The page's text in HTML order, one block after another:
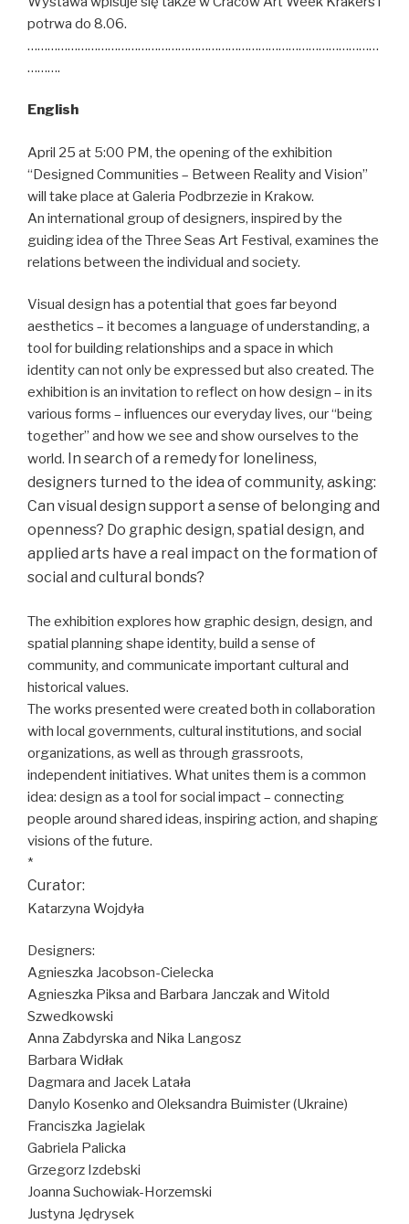
potrwa do 8.06.
……………………………………………………………………………………………
……….
English
April 25 at 5:00 PM, the opening of the exhibition
“Designed Communities – Between Reality and Vision”
will take place at Galeria Podbrzezie in Krakow.
An international group of designers, inspired by the
guiding idea of ​​the Three Seas Art Festival, examines the
relations between the individual and society.
Visual design has a potential that goes far beyond
aesthetics – it becomes a language of understanding, a
tool for building relationships and a space in which
identity can not only be expressed but also created. The
exhibition is an invitation to reflect on how design – in its
various forms – influences our everyday lives, our “being
together” and how we see and show ourselves to the
world. In search of a remedy for loneliness,
designers turned to the idea of community, asking:
Can visual design support a sense of belonging and
openness? Do graphic design, spatial design, and
applied arts have a real impact on the formation of
social and cultural bonds?
The exhibition explores how graphic design, design, and
spatial planning shape identity, build a sense of
community, and communicate important cultural and
historical values.
The works presented were created both in collaboration
with local governments, cultural institutions, and social
organizations, as well as through grassroots,
independent initiatives. What unites them is a common
idea: design as a tool for social impact – connecting
people around shared ideas, inspiring action, and shaping
visions of the future.
*
Curator:
Katarzyna Wojdyła
Designers:
Agnieszka Jacobson-Cielecka
Agnieszka Piksa and Barbara Janczak and Witold
Szwedkowski
Anna Zabdyrska and Nika Langosz
Barbara Widłak
Dagmara and Jacek Latała
Danylo Kosenko and Oleksandra Buimister (Ukraine)
Franciszka Jagielak
Gabriela Palicka
Grzegorz Izdebski
Joanna Suchowiak-Horzemski
Justyna Jędrysek